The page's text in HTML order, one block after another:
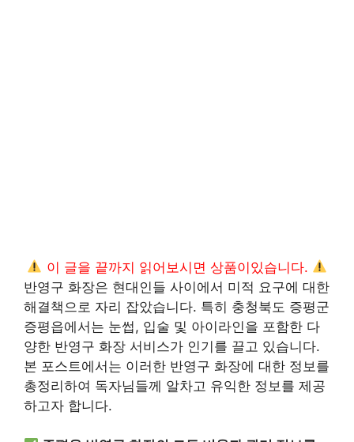
이 글을 끝까지 읽어보시면 상품이있습니다.
반영구 화장은 현대인들 사이에서 미적 요구에 대한
해결책으로 자리 잡았습니다. 특히 충청북도 증평군
증평읍에서는 눈썹, 입술 및 아이라인을 포함한 다
양한 반영구 화장 서비스가 인기를 끌고 있습니다.
본 포스트에서는 이러한 반영구 화장에 대한 정보를
총정리하여 독자님들께 알차고 유익한 정보를 제공
하고자 합니다.